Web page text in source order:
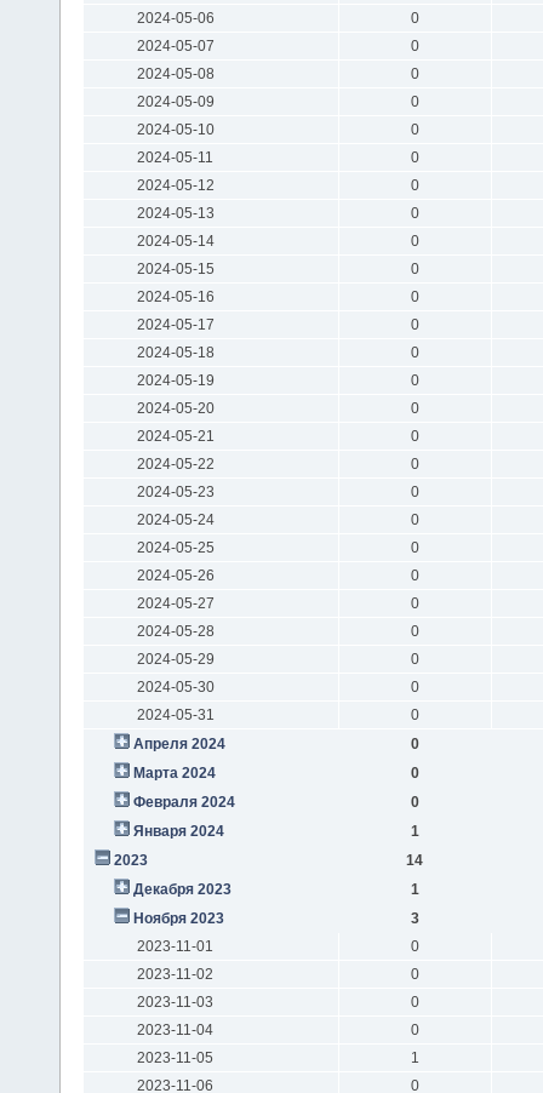
2024-05-06
0
2024-05-07
0
2024-05-08
0
2024-05-09
0
2024-05-10
0
2024-05-11
0
2024-05-12
0
2024-05-13
0
2024-05-14
0
2024-05-15
0
2024-05-16
0
2024-05-17
0
2024-05-18
0
2024-05-19
0
2024-05-20
0
2024-05-21
0
2024-05-22
0
2024-05-23
0
2024-05-24
0
2024-05-25
0
2024-05-26
0
2024-05-27
0
2024-05-28
0
2024-05-29
0
2024-05-30
0
2024-05-31
0
Апреля 2024
0
Марта 2024
0
Февраля 2024
0
Января 2024
1
2023
14
Декабря 2023
1
Ноября 2023
3
2023-11-01
0
2023-11-02
0
2023-11-03
0
2023-11-04
0
2023-11-05
1
2023-11-06
0